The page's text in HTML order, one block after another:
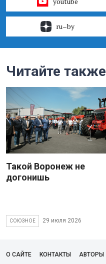
ru–by
Читайте также
Такой Воронеж не
догонишь
СОЮЗНОЕ 29 июля 2026
О САЙТЕ КОНТАКТЫ АВТОРЫ